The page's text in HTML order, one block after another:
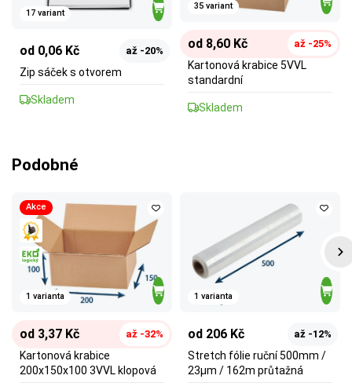
17 variant
od 0,06 Kč až -20%
Zip sáček s otvorem
Skladem
35 variant
od 8,60 Kč až -25%
Kartonová krabice 5VVL
standardní
Skladem
Podobné
Akce
1 varianta
od 3,37 Kč až -32%
Kartonová krabice
200x150x100 3VVL klopová
1 varianta
od 206 Kč až -12%
Stretch fólie ruční 500mm /
23µm / 162m průtažná